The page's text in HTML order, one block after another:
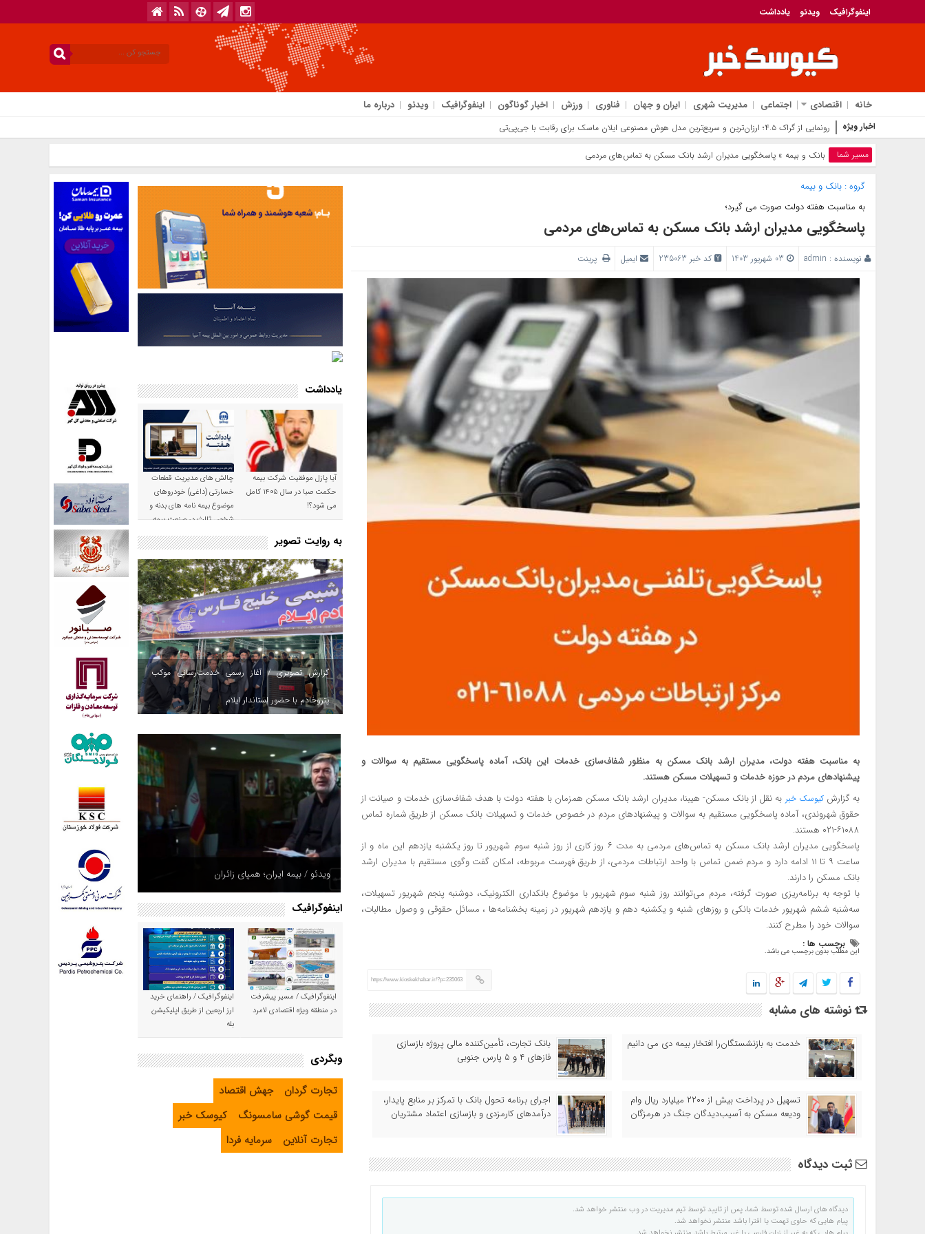
اینفوگرافیک ویدئو یادداشت
خانه اقتصادی اجتماعی مدیریت شهری ایران و جهان فناوری ورزش اخبار گوناگون اینفوگرافیک ویدئو درباره ما
اخبار ویژه انقلاب د
مسیر شما بانک‌ و بیمه » پاسخگویی مدیران ارشد بانک مسکن به تماس‌های مردمی
گروه :بانک‌ و بیمه
به مناسبت هفته دولت صورت می گیرد؛
پاسخگویی مدیران ارشد بانک مسکن به تماس‌های مردمی
نویسنده : admin کد خبر 235063 ایمیل پرینت
به مناسبت هفته دولت، مدیران ارشد بانک مسکن به منظور شفاف‌سازی خدمات این بانک، آماده پاسخگویی مستقیم به سوالات و
پیشنهادهای مردم در حوزه خدمات و تسهیلات مسکن هستند.
به گزارشکیوسک خبر به نقل از بانک مسکن- هیبنا، مدیران ارشد بانک مسکن همزمان با هفته دولت با هدف شفاف‌سازی خدمات و صیانت از
حقوق شهروندی، آماده پاسخگویی مستقیم به سوالات و پیشنهادهای مردم در خصوص خدمات و تسهیلات بانک مسکن از طریق شماره تماس
۶١٠٨٨-٠٢١ هستند.
پاسخگویی مدیران ارشد بانک مسکن به تماس‌های مردمی به مدت ۶ روز کاری از روز شنبه سوم شهریور تا روز یکشنبه یازدهم این ماه و از
ساعت ٩ تا ١١ ادامه دارد و مردم ضمن تماس با واحد ارتباطات مردمی، از طریق فهرست مربوطه، امکان گفت و‌گوی مستقیم با مدیران ارشد
بانک مسکن را دارند.
با توجه به برنامه‌‌ریزی صورت گرفته، مردم می‌توانند روز شنبه سوم شهریور با موضوع بانکداری الکترونیک، دوشنبه پنجم شهریور تسهیلات،
سه‌شنبه ششم شهریور خدمات بانکی و روزهای شنبه و یکشنبه دهم و یازدهم شهریور در زمینه بخشنامه‌ها ، مسائل حقوقی و وصول مطالبات،
سوالات خود را مطرح کنند.
برچسب ها :
این مطلب بدون برچسب می باشد.
https://www.kioskekhabar.ir/?p=235063
نوشته های مشابه
خدمت به بازنشستگان‌را افتخار بیمه دی می دانیم
بانک تجارت، تأمین‌کننده مالی پروژه بازسازی
فازهای ۴ و ۵ پارس جنوبی
تسهیل در پرداخت بیش از ۲۲۰۰ میلیارد ریال وام
ودیعه مسکن به آسیب‌دیدگان جنگ در هرمزگان
اجرای برنامه تحول بانک با تمرکز بر منابع پایدار،
درآمدهای کارمزدی و بازسازی اعتماد مشتریان
ثبت دیدگاه
دیدگاه های ارسال شده توسط شما، پس از تایید توسط تیم مدیریت در وب منتشر خواهد شد.
پیام هایی که حاوی تهمت یا افترا باشد منتشر نخواهد شد.
یادداشت
آیا پازل موفقیت شرکت بیمه
حکمت صبا در سال ۱۴۰۵ کامل
می شود؟!
چالش های مدیریت قطعات
خسارتی (داغی) خودروهای
موضوع بیمه نامه های بدنه و
شخص ثالث در صنعت بیمه
به روایت تصویر
گزارش تصویری / آغاز رسمی خدمت‌رسانی موکب
پتروخادم با حضور استاندار ایلام
ویدئو / بیمه ایران؛ همپای زائران
اینفوگرافیک
اینفوگرافیک / مسیر پیشرفت
در منطقه ویژه اقتصادی لامرد
اینفوگرافیک / راهنمای خرید
ارز اربعین از طریق اپلیکیشن
بله
وبگردی
تجارت گردان
جهش اقتصاد
قیمت گوشی سامسونگ
کیوسک خبر
تجارت آنلاین
سرمایه فردا